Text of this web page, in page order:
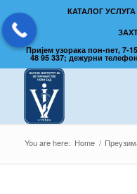
КАТАЛОГ УСЛУГА
Пријем узорака пон-пет, 7-
48 95 337; дежурни
You are here: Home /